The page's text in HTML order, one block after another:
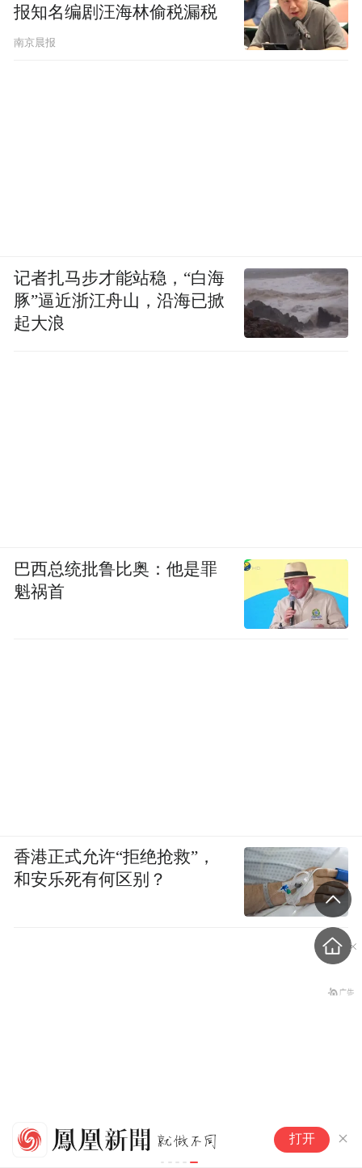
打开
报知名编剧汪海林偷税漏税
南京晨报
记者扎马步才能站稳，“白海
豚”逼近浙江舟山，沿海已掀
起大浪
巴西总统批鲁比奥：他是罪
魁祸首
香港正式允许“拒绝抢救”，
和安乐死有何区别？
女子称名创优品一次性内裤